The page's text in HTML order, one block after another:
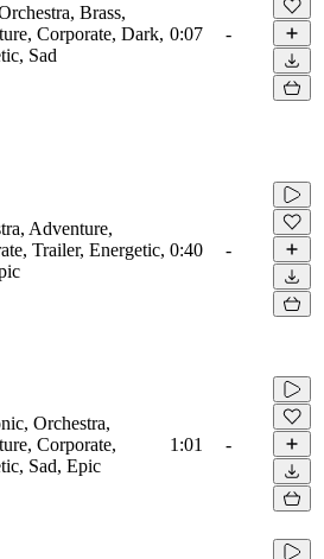
Brass,
Corporate, Dark,
Sad
0:07 -
Adventure,
Trailer, Energetic, 0:40 -
Orchestra,
Corporate,
Sad, Epic
1:01 -